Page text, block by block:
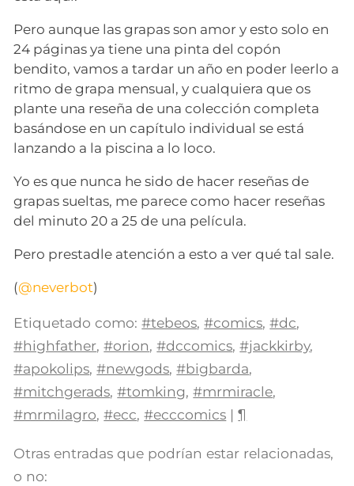
Pero aunque las grapas son amor y esto solo en
24 páginas ya tiene una pinta del copón
bendito, vamos a tardar un año en poder leerlo a
ritmo de grapa mensual, y cualquiera que os
plante una reseña de una colección completa
basándose en un capítulo individual se está
lanzando a la piscina a lo loco.
Yo es que nunca he sido de hacer reseñas de
grapas sueltas, me parece como hacer reseñas
del minuto 20 a 25 de una película.
Pero prestadle atención a esto a ver qué tal sale.
(@neverbot)
Etiquetado como: #tebeos,#comics,#dc,
#highfather,#orion,#dccomics,#jackkirby,
#apokolips,#newgods,#bigbarda,
#mitchgerads,#tomking,#mrmiracle,
#mrmilagro,#ecc,#ecccomics |¶
Otras entradas que podrían estar relacionadas,
o no: